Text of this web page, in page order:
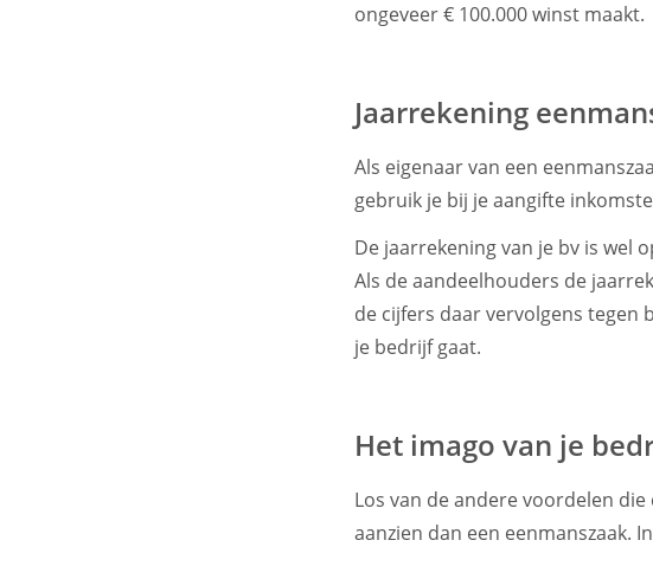
ongeveer € 100.000 winst maakt.
Jaarrekening
Als eigenaar van een
gebruik je bij je aangifte
De jaarrekening van je bv is wel
Als de aandeelhouders de
de cijfers daar vervolgens
je bedrijf gaat.
Het imago van je
Los van de andere voordelen
aanzien dan een eenmanszaak.